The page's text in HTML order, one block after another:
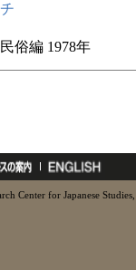
俗編 1978年
Center for Japanese